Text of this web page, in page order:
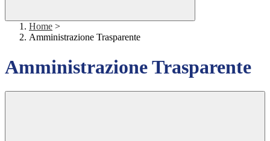
Home >
Amministrazione Trasparente
Amministrazione Trasparente